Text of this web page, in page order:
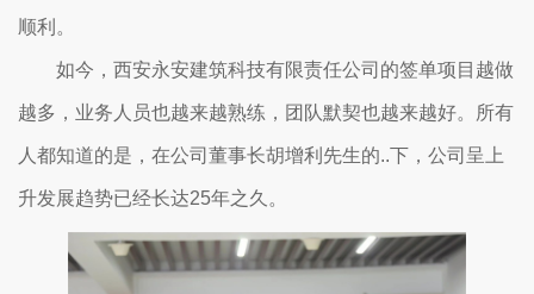
顺利。
如今，西安永安建筑科技有限责任公司的签单项目越做
越多，业务人员也越来越熟练，团队默契也越来越好。所有
人都知道的是，在公司董事长胡增利先生的..下，公司呈上
升发展趋势已经长达25年之久。